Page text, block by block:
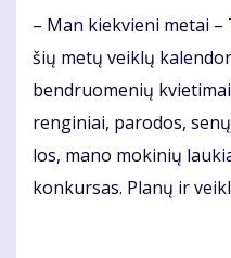
– Man kiek­vie­ni me­tai –
šių me­tų veik­lų
ben­druo­me­nių
ren­gi­niai, pa­ro­dos,
los, ma­no mo­ki­nių
kon­kur­sas. Pla­nų ir